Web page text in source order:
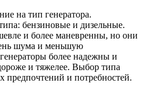
на тип генератора.
бензиновые и дизельные.
и более маневренны, но они
шума и меньшую
более надежны и
и тяжелее. Выбор типа
предпочтений и потребностей.